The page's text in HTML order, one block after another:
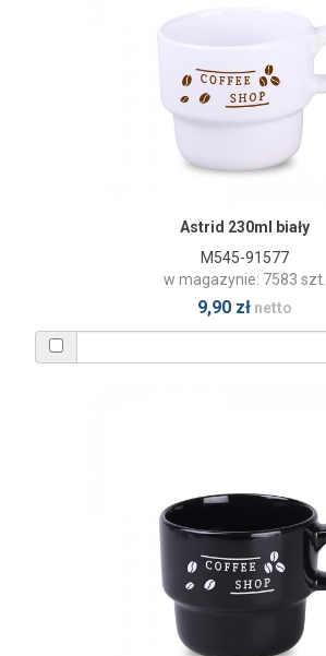
Astrid 230ml biały
M545-91577
w magazynie: 7583 szt.
9,90 złnetto